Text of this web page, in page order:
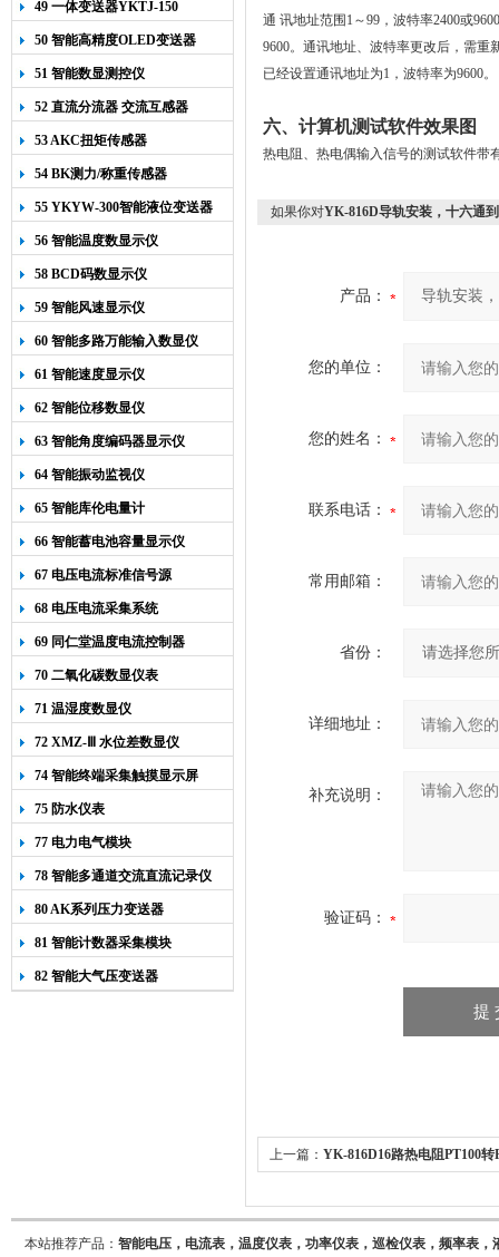
49 一体变送器YKTJ-150
50 智能高精度OLED变送器
YK-218
51 智能数显测控仪
52 直流分流器 交流互感器
53 AKC扭矩传感器
54 BK测力/称重传感器
55 YKYW-300智能液位变送器
56 智能温度数显示仪
58 BCD码数显示仪
59 智能风速显示仪
60 智能多路万能输入数显仪
61 智能速度显示仪
62 智能位移数显仪
63 智能角度编码器显示仪
64 智能振动监视仪
65 智能库伦电量计
66 智能蓄电池容量显示仪
67 电压电流标准信号源
68 电压电流采集系统
69 同仁堂温度电流控制器
70 二氧化碳数显仪表
71 温湿度数显仪
72 XMZ-Ⅲ 水位差数显仪
74 智能终端采集触摸显示屏
75 防水仪表
77 电力电气模块
78 智能多通道交流直流记录仪
80 AK系列压力变送器
81 智能计数器采集模块
82 智能大气压变送器
通 讯地址范围1～99，波特率2400或
9600。通讯地址、波特率更改后，需重
已经设置通讯地址为1，波特率为9600。
六、计算机测试软件效果图
热电阻、热电偶输入信号的测试软件带
如果你对YK-816D导轨安装，十六通
产品：
您的单位：
您的姓名：
联系电话：
常用邮箱：
省份：
详细地址：
补充说明：
验证码：
上一篇： YK-816D16路热电阻PT100转
本站推荐产品： 智能电压，电流表，温度仪表，功率仪表，巡检仪表，频率表